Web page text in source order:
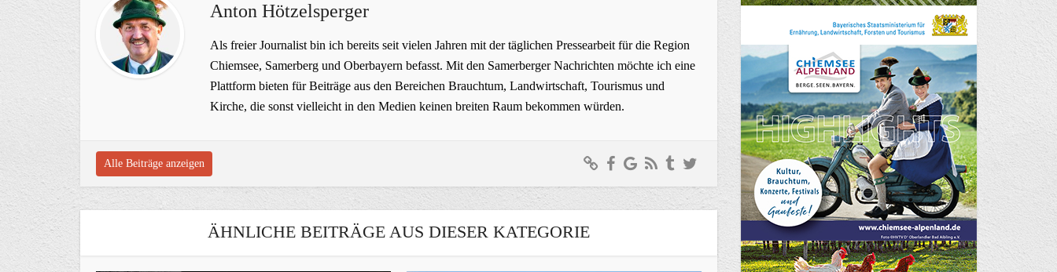
Anton Hötzelsperger
Als freier Journalist bin ich bereits seit vielen Jahren mit der täglichen Pressearbeit für die Region
Chiemsee, Samerberg und Oberbayern befasst. Mit den Samerberger Nachrichten möchte ich eine
Plattform bieten für Beiträge aus den Bereichen Brauchtum, Landwirtschaft, Tourismus und
Kirche, die sonst vielleicht in den Medien keinen breiten Raum bekommen würden.
Alle Beiträge anzeigen
ÄHNLICHE BEITRÄGE AUS DIESER KATEGORIE